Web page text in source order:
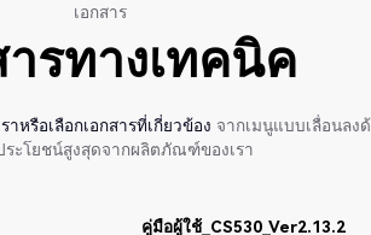
เอกสาร
ารทางเทคนิค
หรือเลือกเอกสารที่เกี่ยวข้อง จากเมนูแบบเลื่อนลง
ระโยชน์สูงสุดจากผลิตภัณฑ์ของเรา
คู่มือผู้ใช้_CS530_Ver2.13.2